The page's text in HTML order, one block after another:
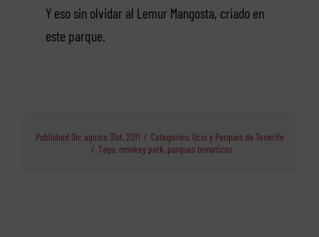
Y eso sin olvidar al Lemur Mangosta, criado en
este parque.
Published On: agosto 31st, 2011 / Categories: Ocio y Parques de Tenerife
/ Tags: monkey park, parques tematicos